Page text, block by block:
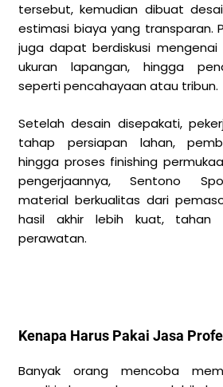
tersebut, kemudian dibuat
estimasi biaya yang transparan.
juga dapat berdiskusi mengenai
ukuran lapangan, hingga
seperti pencahayaan atau tribun.
Setelah desain disepakati,
tahap persiapan lahan,
hingga proses finishing
pengerjaannya, Sentono
material berkualitas dari
hasil akhir lebih kuat, tahan
perawatan.
Kenapa Harus Pakai Jasa
Banyak orang mencoba